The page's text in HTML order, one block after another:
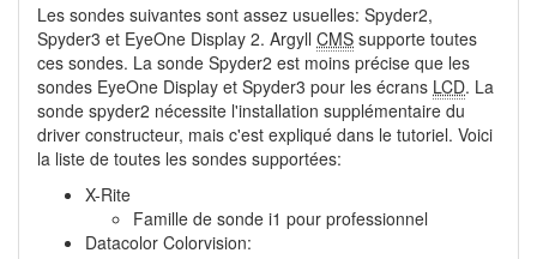
Les sondes suivantes sont assez usuelles: Spyder2,
Spyder3 et EyeOne Display 2. Argyll CMS supporte toutes
ces sondes. La sonde Spyder2 est moins précise que les
sondes EyeOne Display et Spyder3 pour les écrans LCD. La
sonde spyder2 nécessite l'installation supplémentaire du
driver constructeur, mais c'est expliqué dans le tutoriel. Voici
la liste de toutes les sondes supportées:
X-Rite
Famille de sonde i1 pour professionnel
Datacolor Colorvision: